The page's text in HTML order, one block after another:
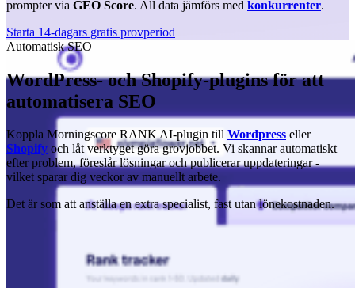
prompter via GEO Score. All data jämförs med konkurrenter.
Starta 14-dagars gratis provperiod
Automatisk SEO
WordPress- och Shopify-plugins för att
automatisera SEO
Koppla Morningscore RANK AI-plugin till Wordpress eller
Shopify och låt verktyget göra grovjobbet. Vi skannar automatiskt
efter problem, föreslår lösningar och publicerar uppdateringar -
vilket sparar dig veckor av manuellt arbete.
Det är som att anställa en extra specialist, fast utan lönekostnaden.